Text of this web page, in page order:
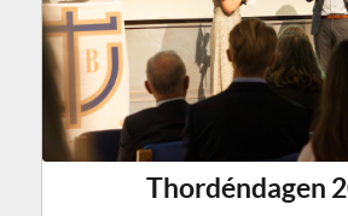
Thordéndagen